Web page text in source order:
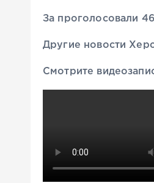
За проголосовали
Другие новости
Смотрите